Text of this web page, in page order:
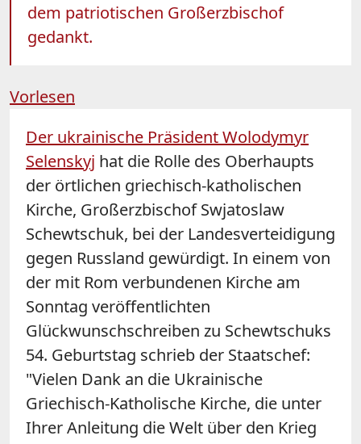
dem patriotischen Großerzbischof
gedankt.
Vorlesen
Der ukrainische Präsident Wolodymyr
Selenskyj hat die Rolle des Oberhaupts
der örtlichen griechisch-katholischen
Kirche, Großerzbischof Swjatoslaw
Schewtschuk, bei der Landesverteidigung
gegen Russland gewürdigt. In einem von
der mit Rom verbundenen Kirche am
Sonntag veröffentlichten
Glückwunschschreiben zu Schewtschuks
54. Geburtstag schrieb der Staatschef:
"Vielen Dank an die Ukrainische
Griechisch-Katholische Kirche, die unter
Ihrer Anleitung die Welt über den Krieg